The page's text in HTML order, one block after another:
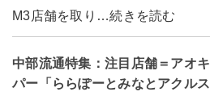
M3店舗を取り…続きを読む
中部流通特集：注目店舗＝アオ
パー「ららぽーとみなとアクルス